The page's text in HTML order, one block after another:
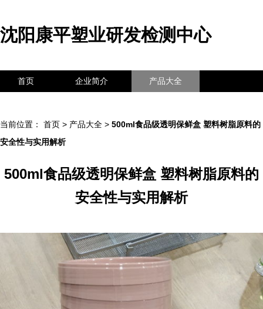
沈阳康平塑业研发检测中心
首页 企业简介 产品大全
当前位置： 首页 > 产品大全 > 500ml食品级透明保鲜盒 塑料树脂原料的
安全性与实用解析
500ml食品级透明保鲜盒 塑料树脂原料的
安全性与实用解析